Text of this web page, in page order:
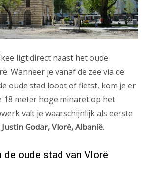
ligt direct naast het oude
Wanneer je vanaf de zee via de
oude stad loopt of fietst, kom je er
18 meter hoge minaret op het
valt je waarschijnlijk als eerste
Godar, Vlorë, Albanië.
de oude stad van Vlorë